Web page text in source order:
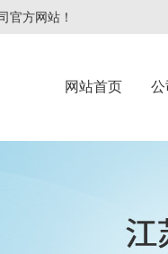
官方网站！
网站首页 公